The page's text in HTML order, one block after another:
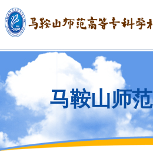
马鞍山师